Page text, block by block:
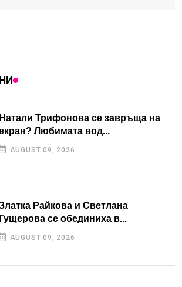
Натали Трифонова се завръща на
Любимата вод...
AUGUST 09, 2026
Райкова и Светлана
Гущерова се обединиха в...
AUGUST 09, 2026